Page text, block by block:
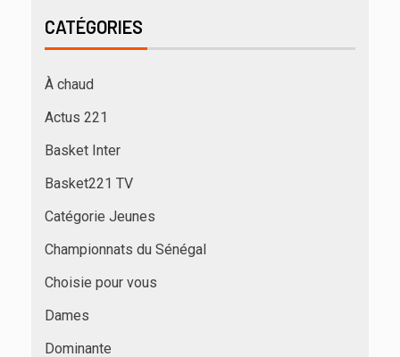
CATÉGORIES
À chaud
Actus 221
Basket Inter
Basket221 TV
Catégorie Jeunes
Championnats du Sénégal
Choisie pour vous
Dames
Dominante